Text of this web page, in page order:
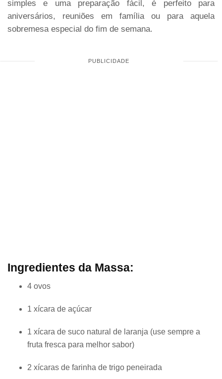
simples e uma preparação fácil, é perfeito para
aniversários, reuniões em família ou para aquela
sobremesa especial do fim de semana.
Ingredientes da Massa:
4 ovos
1 xícara de açúcar
1 xícara de suco natural de laranja (use sempre a
fruta fresca para melhor sabor)
2 xícaras de farinha de trigo peneirada